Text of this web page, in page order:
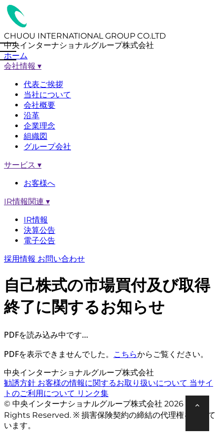
CHUOU INTERNATIONAL GROUP CO.LTD
中央インターナショナルグループ株式会社
ホーム
会社情報 ▾
代表ご挨拶
当社について
会社概要
沿革
企業理念
組織図
グループ会社
サービス ▾
お客様へ
IR情報関連 ▾
IR情報
決算公告
電子公告
採用情報 お問い合わせ
自己株式の市場買付及び取得
終了に関するお知らせ
PDFを読み込み中です…
PDFを表示できませんでした。 こちらからご覧ください。
中央インターナショナルグループ株式会社
勧誘方針 お客様の情報に関するお取り扱いについて 当サイ
トのご利用について リンク集
© 中央インターナショナルグループ株式会社 2026 All
Rights Reserved. ※ 損害保険契約の締結の代理権を有して
います。